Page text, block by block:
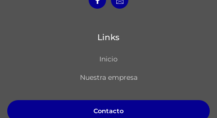
Links
Inicio
Nuestra empresa
Contacto